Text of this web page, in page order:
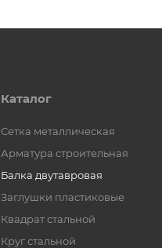
Каталог
Cетка металлическая
Арматура строительная
Балка двутавровая
Заглушки пластиковые
Квадрат стальной
Круг стальной